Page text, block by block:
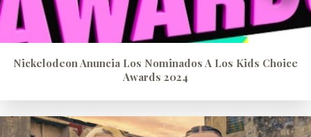
Nickelodeon Anuncia Los Nominados A Los Kids Choice
Awards 2024